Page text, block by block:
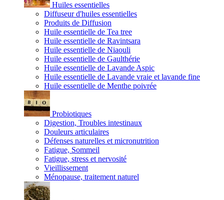
Huiles essentielles
Diffuseur d'huiles essentielles
Produits de Diffusion
Huile essentielle de Tea tree
Huile essentielle de Ravintsara
Huile essentielle de Niaouli
Huile essentielle de Gaulthérie
Huile essentielle de Lavande Aspic
Huile essentielle de Lavande vraie et lavande fine
Huile essentielle de Menthe poivrée
Probiotiques
Digestion, Troubles intestinaux
Douleurs articulaires
Défenses naturelles et micronutrition
Fatigue, Sommeil
Fatigue, stress et nervosité
Vieillissement
Ménopause, traitement naturel